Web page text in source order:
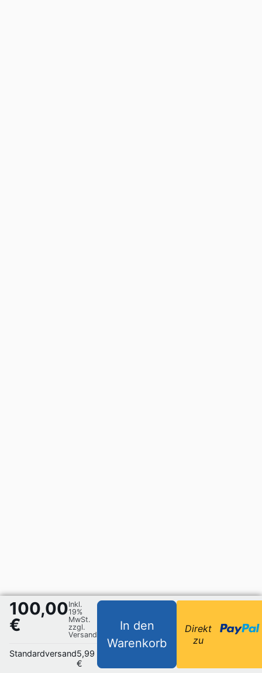
100,00
€
Inkl.
19%
MwSt.
zzgl.
Versand
Standardversand5,99
€
In den
Warenkorb
Direkt
zu